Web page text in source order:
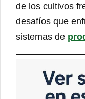
de los cultivos
desafíos que
sistemas de